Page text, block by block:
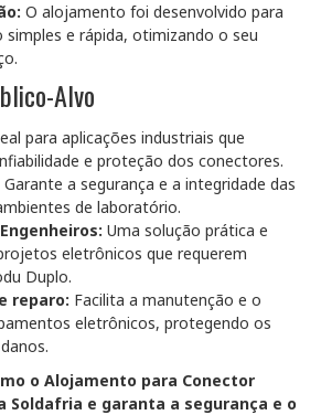
O alojamento foi desenvolvido para
simples e rápida, otimizando o seu
Alvo
para aplicações industriais que
e proteção dos conectores.
Garante a segurança e a integridade das
de laboratório.
Uma solução prática e
eletrônicos que requerem
Duplo.
reparo: Facilita a manutenção e o
eletrônicos, protegendo os
o Alojamento para Conector
Soldafria e garanta a segurança e o